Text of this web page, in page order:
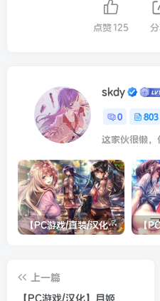
点赞125
skdy
0 803
这家伙很懒
【PC游戏/直装/汉化】甜蜜女友2(包含甜蜜女友2+)
上一篇
【PC游戏/汉化】月姬